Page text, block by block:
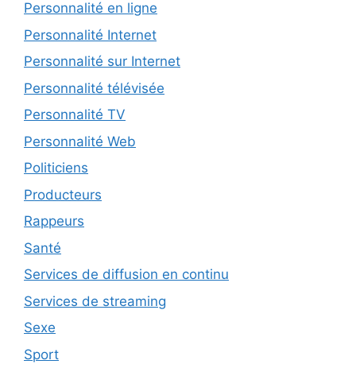
Personnalité en ligne
Personnalité Internet
Personnalité sur Internet
Personnalité télévisée
Personnalité TV
Personnalité Web
Politiciens
Producteurs
Rappeurs
Santé
Services de diffusion en continu
Services de streaming
Sexe
Sport